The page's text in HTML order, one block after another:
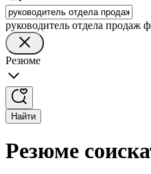
руководитель отдела продаж
Резюме
Найти
Резюме